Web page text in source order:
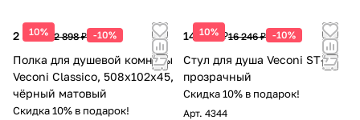
10%
2 608 ₽ 2 898 ₽ -10%
Полка для душевой комнаты
Veconi Classico, 508х102х45,
чёрный матовый
Скидка 10% в подарок!
10%
14 621 ₽16 246 ₽ -10%
Стул для душа Veconi ST-1T
прозрачный
Скидка 10% в подарок!
Арт. 4344